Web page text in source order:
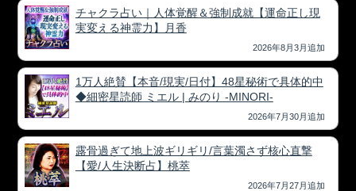
チャクラ占い｜人体覚醒＆強制成就【運命正し現
実変える神霊力】月香
2026年8月3月追加
1万人絶賛【本音/現実/日付】48星秘術で具体的中
◆細密星読師 ミエル | みのり -MINORI-
2026年7月30月追加
露骨過ぎて地上波ギリギリ/言葉濁さず核心直撃
【愛/人生決断占】桃萃
2026年7月27月追加